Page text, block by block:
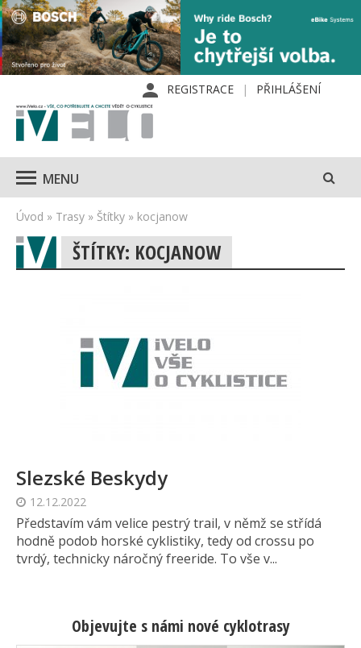
REGISTRACE PŘIHLÁŠENÍ
MENU
Úvod » Trasy » Štítky » kocjanow
ŠTÍTKY: KOCJANOW
Slezské Beskydy
12.12.2022
Představím vám velice pestrý trail, v němž se střídá
hodně podob horské cyklistiky, tedy od crossu po
tvrdý, technicky náročný freeride. To vše v...
Objevujte s námi nové cyklotrasy